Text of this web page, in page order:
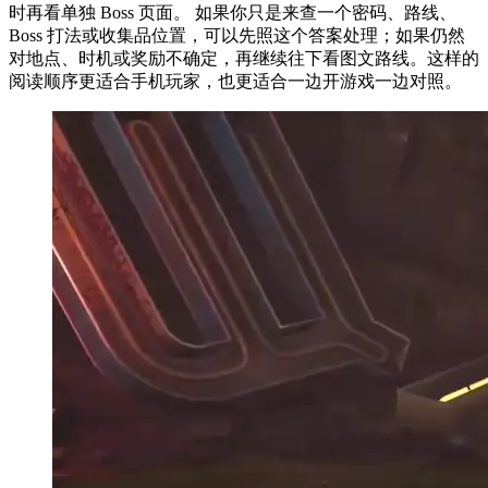
时再看单独 Boss 页面。 如果你只是来查一个密码、路线、
Boss 打法或收集品位置，可以先照这个答案处理；如果仍然
对地点、时机或奖励不确定，再继续往下看图文路线。这样的
阅读顺序更适合手机玩家，也更适合一边开游戏一边对照。